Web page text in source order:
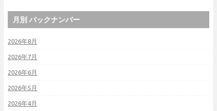
月別 バックナンバー
2026年8月
2026年7月
2026年6月
2026年5月
2026年4月